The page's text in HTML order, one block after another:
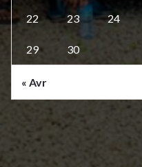
22 23 24
29 30
« Avr